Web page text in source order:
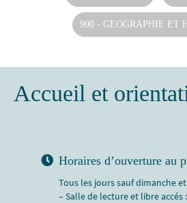
900 - GEOGRAPHIE ET
Accueil et
Horaires d’ouverture au
Tous les jours sauf dimanche
– Salle de lecture et libre accés :